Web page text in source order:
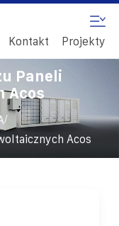
Kontakt Projekty
Paneli
Acos
/
Acos